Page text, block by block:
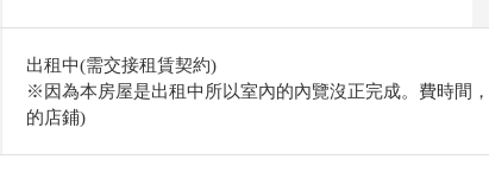
出租中(需交接租賃契約)
※因為本房屋是出租中所以室內的內覽沒正完成。費時間
的店鋪)